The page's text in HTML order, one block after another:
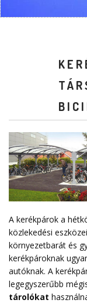
A kerékpárok a
közlekedési
környezetbarát és
kerékpároknak
autóknak. A
legegyszerűbb
tárolókat